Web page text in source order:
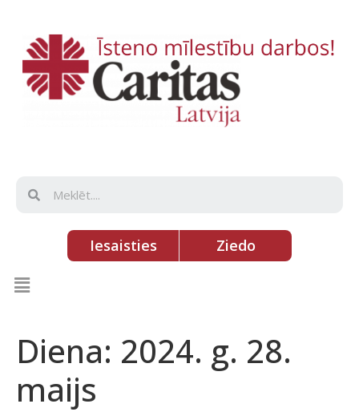
Iesaisties Ziedo
Diena: 2024. g. 28.
maijs